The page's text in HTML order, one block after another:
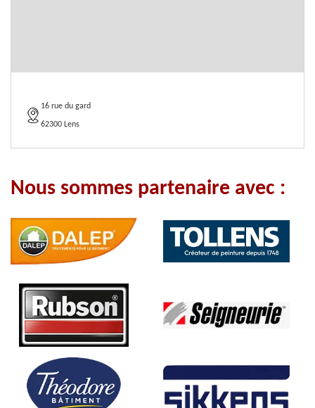
16 rue du gard
62300 Lens
Nous sommes partenaire avec :